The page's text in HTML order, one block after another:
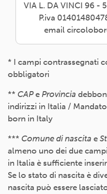
VIA L. DA VINCI 96 -
P.iva
email
* I campi contrassegnati
obbligatori
** CAPe Provincia
indirizzi in Italia /
born in Italy
*** Comune di nascita e
almeno uno dei due
in Italia è sufficiente
Se lo stato di nascita è
nascita può essere